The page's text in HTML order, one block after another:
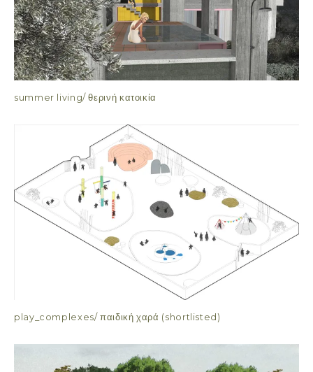
summer living/ θερινή κατοικία
play_complexes/ παιδική χαρά (shortlisted)